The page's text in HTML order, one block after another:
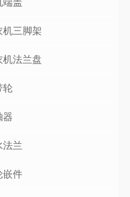
端盖
机三脚架
机法兰盘
轮
器
法兰
嵌件